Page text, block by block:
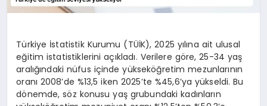
Türkiye İstatistik Kurumu (TÜİK), 2025 yılına ait ulusal
eğitim istatistiklerini açıkladı. Verilere göre, 25-34 yaş
aralığındaki nüfus içinde yükseköğretim mezunlarının
oranı 2008’de %13,5 iken 2025’te %45,6’ya yükseldi. Bu
dönemde, söz konusu yaş grubundaki kadınların